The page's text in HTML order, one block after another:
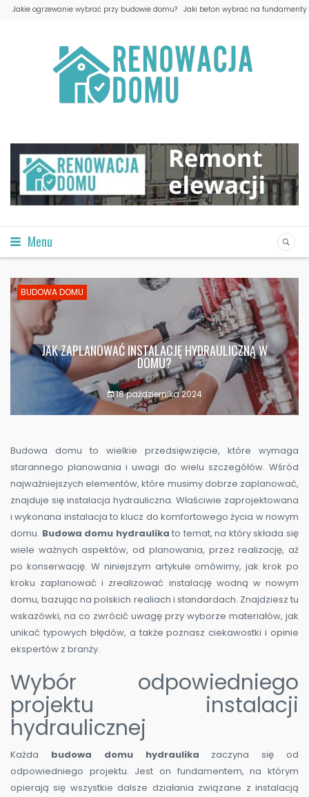
Jakie ogrzewanie wybrać przy budowie domu? Jaki beton wybrać na fundamenty
Menu
BUDOWA DOMU
JAK ZAPLANOWAĆ INSTALACJĘ HYDRAULICZNĄ W
DOMU?
18 października 2024
Budowa domu to wielkie przedsięwzięcie, które wymaga
starannego planowania i uwagi do wielu szczegółów. Wśród
najważniejszych elementów, które musimy dobrze zaplanować,
znajduje się instalacja hydrauliczna. Właściwie zaprojektowana
i wykonana instalacja to klucz do komfortowego życia w nowym
domu. Budowa domu hydraulika to temat, na który składa się
wiele ważnych aspektów, od planowania, przez realizację, aż
po konserwację. W niniejszym artykule omówimy, jak krok po
kroku zaplanować i zrealizować instalację wodną w nowym
domu, bazując na polskich realiach i standardach. Znajdziesz tu
wskazówki, na co zwrócić uwagę przy wyborze materiałów, jak
unikać typowych błędów, a także poznasz ciekawostki i opinie
ekspertów z branży.
Wybór odpowiedniego
projektu instalacji
hydraulicznej
Każda budowa domu hydraulika zaczyna się od
odpowiedniego projektu. Jest on fundamentem, na którym
opierają się wszystkie dalsze działania związane z instalacją